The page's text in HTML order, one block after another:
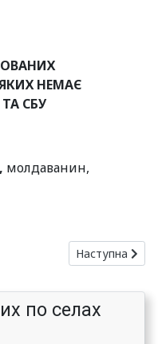
по селах
НЕМАЄ
СБУ
молдаванин,
Наступна
Наступна